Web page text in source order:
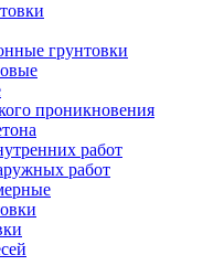
грунтовки
проникновения
работ
работ